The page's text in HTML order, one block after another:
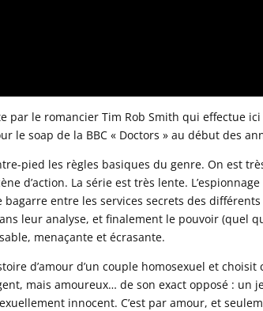
par le romancier Tim Rob Smith qui effectue
le soap de la BBC « Doctors » au début des
pied les règles basiques du genre. On est
d’action. La série est très lente.
entre les services secrets des
leur analyse, et finalement le pouvoir (quel
menaçante et écrasante.
d’amour d’un couple homosexuel et
mais amoureux… de son exact opposé : un
innocent. C’est par amour, et